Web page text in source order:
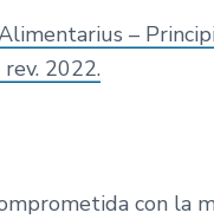
–
2022.
con la